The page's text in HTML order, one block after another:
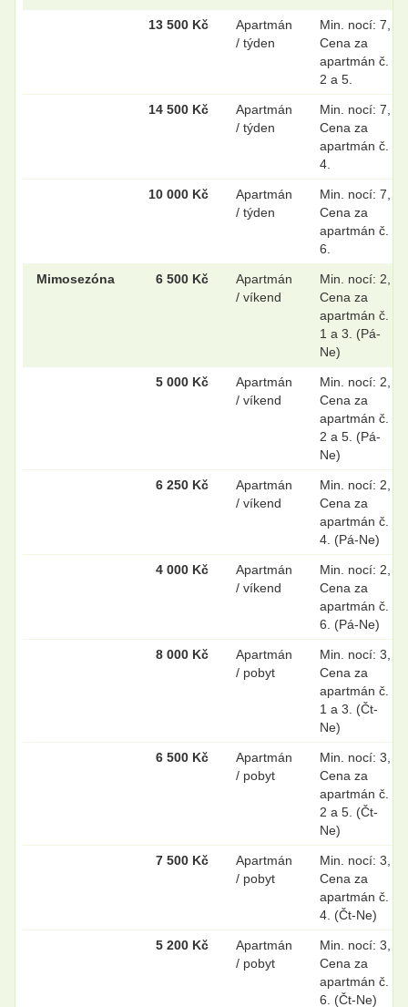
13 500 Kč
Apartmán
/ týden
Min. nocí: 7,
Cena za
apartmán č.
2 a 5.
14 500 Kč
Apartmán
/ týden
Min. nocí: 7,
Cena za
apartmán č.
4.
10 000 Kč
Apartmán
/ týden
Min. nocí: 7,
Cena za
apartmán č.
6.
Mimosezóna 6 500 Kč
Apartmán
/ víkend
Min. nocí: 2,
Cena za
apartmán č.
1 a 3. (Pá-
Ne)
5 000 Kč
Apartmán
/ víkend
Min. nocí: 2,
Cena za
apartmán č.
2 a 5. (Pá-
Ne)
6 250 Kč
Apartmán
/ víkend
Min. nocí: 2,
Cena za
apartmán č.
4. (Pá-Ne)
4 000 Kč
Apartmán
/ víkend
Min. nocí: 2,
Cena za
apartmán č.
6. (Pá-Ne)
8 000 Kč
Apartmán
/ pobyt
Min. nocí: 3,
Cena za
apartmán č.
1 a 3. (Čt-
Ne)
6 500 Kč
Apartmán
/ pobyt
Min. nocí: 3,
Cena za
apartmán č.
2 a 5. (Čt-
Ne)
7 500 Kč
Apartmán
/ pobyt
Min. nocí: 3,
Cena za
apartmán č.
4. (Čt-Ne)
5 200 Kč
Apartmán
/ pobyt
Min. nocí: 3,
Cena za
apartmán č.
6. (Čt-Ne)